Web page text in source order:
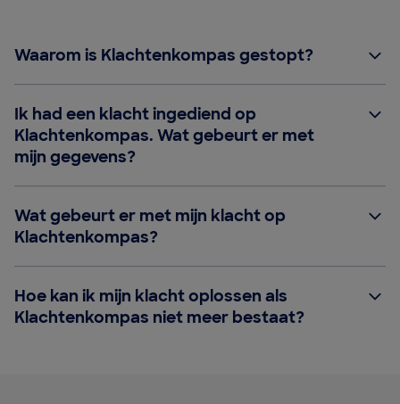
Waarom is Klachtenkompas gestopt?
Ik had een klacht ingediend op
Klachtenkompas. Wat gebeurt er met
mijn gegevens?
Wat gebeurt er met mijn klacht op
Klachtenkompas?
Hoe kan ik mijn klacht oplossen als
Klachtenkompas niet meer bestaat?